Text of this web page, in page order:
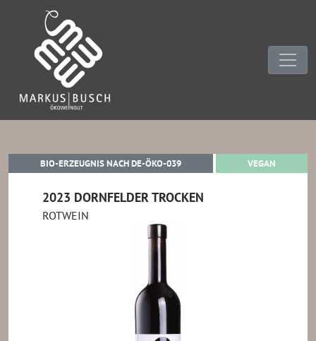
BIO-ERZEUGNIS NACH DE-ÖKO-039BIO-ERZEUGNIS NACH DE-ÖKO-
VEGAN
2023 DORNFELDER TROCKEN
ROTWEIN